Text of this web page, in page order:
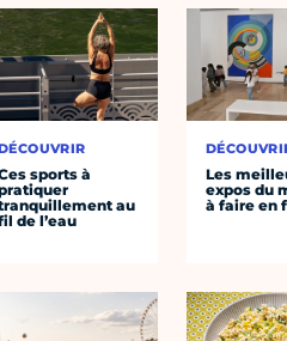
sports à
au
de l’eau
Les
expos du
à faire en